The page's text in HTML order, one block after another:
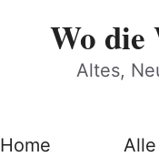
Wo die
Altes,
Home